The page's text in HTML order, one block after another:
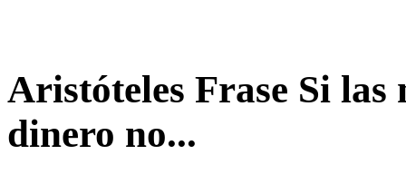
Aristóteles Frase Si las
dinero no...